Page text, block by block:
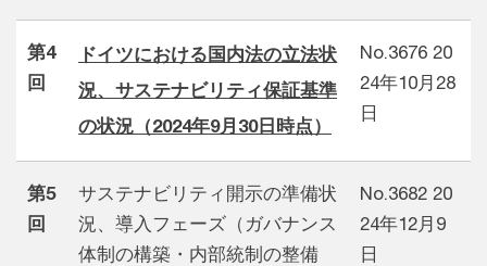
第4
回
ドイツにおける国内法の立法状
況、サステナビリティ保証基準
の状況（2024年9月30日時点）
No.3676 20
24年10月28
日
第5
回
サステナビリティ開示の準備状
況、導入フェーズ（ガバナンス
体制の構築・内部統制の整備
No.3682 20
24年12月9
日